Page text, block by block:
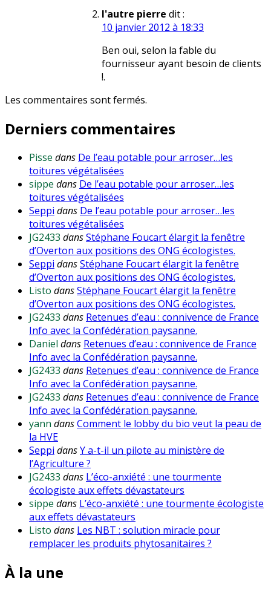
l'autre pierre dit :
10 janvier 2012 à 18:33
Ben oui, selon la fable du
fournisseur ayant besoin de clients
!.
Les commentaires sont fermés.
Derniers commentaires
Pisse dans De l’eau potable pour arroser…les
toitures végétalisées
sippe dans De l’eau potable pour arroser…les
toitures végétalisées
Seppi dans De l’eau potable pour arroser…les
toitures végétalisées
JG2433 dansStéphane Foucart élargit la fenêtre
d’Overton aux positions des ONG écologistes.
Seppi dansStéphane Foucart élargit la fenêtre
d’Overton aux positions des ONG écologistes.
Listo dansStéphane Foucart élargit la fenêtre
d’Overton aux positions des ONG écologistes.
JG2433 dans Retenues d’eau : connivence de France
Info avec la Confédération paysanne.
Daniel dans Retenues d’eau : connivence de France
Info avec la Confédération paysanne.
JG2433 dans Retenues d’eau : connivence de France
Info avec la Confédération paysanne.
JG2433 dans Retenues d’eau : connivence de France
Info avec la Confédération paysanne.
yann dansComment le lobby du bio veut la peau de
la HVE
Seppi dansY a-t-il un pilote au ministère de
l’Agriculture ?
JG2433 dans L’éco-anxiété : une tourmente
écologiste aux effets dévastateurs
sippe dans L’éco-anxiété : une tourmente écologiste
aux effets dévastateurs
Listo dans Les NBT : solution miracle pour
remplacer les produits phytosanitaires ?
À la une